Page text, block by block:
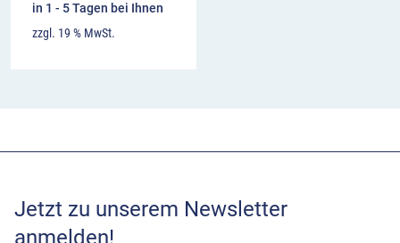
in 1 - 5 Tagen bei Ihnen
zzgl. 19 % MwSt.
Jetzt zu unserem Newsletter
anmelden!